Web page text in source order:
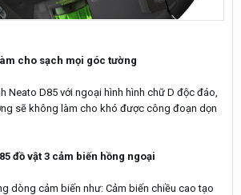
cho sạch mọi góc tường
Neato D85 với ngoại hình hình chữ D độc đáo,
sẽ không làm cho khó được công đoạn dọn
đồ vật 3 cảm biến hồng ngoại
dòng cảm biến như: Cảm biến chiều cao tạo